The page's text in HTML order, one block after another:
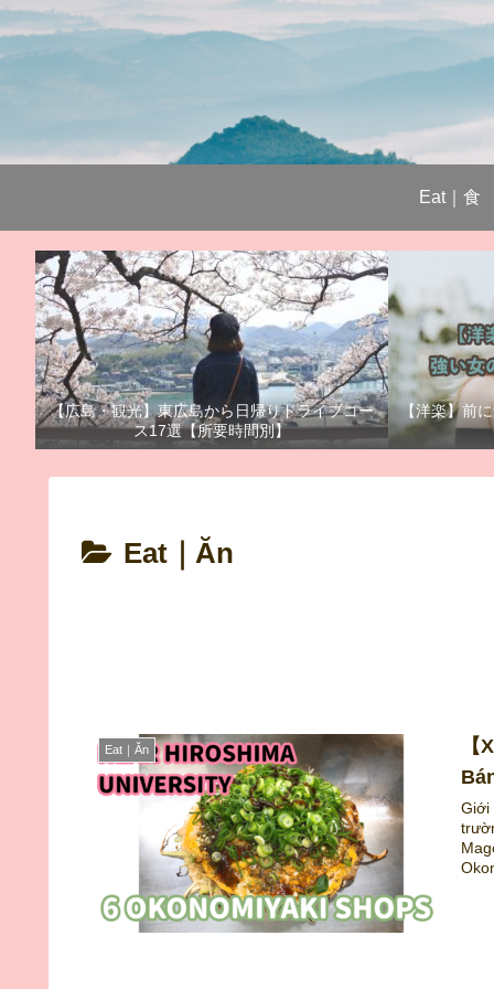
Eat｜食
【広島・観光】東広島から日帰りドライブコー
ス17選【所要時間別】
【洋楽】前
Eat｜Ăn
Eat｜Ăn
Giới